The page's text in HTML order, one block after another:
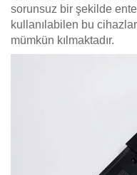
sorunsuz bir şekilde
kullanılabilen bu
mümkün kılmaktadır.